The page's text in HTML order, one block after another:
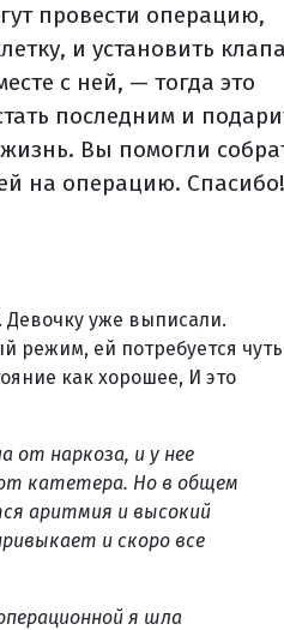
провести операцию,
и установить
с ней, — тогда это
последним и
Вы помогли
на операцию. Спасибо!
уже выписали.
режим, ей потребуется чуть
как хорошее, И это
от наркоза, и у нее
от катетера. Но в общем
аритмия и высокий
и скоро все
я шла